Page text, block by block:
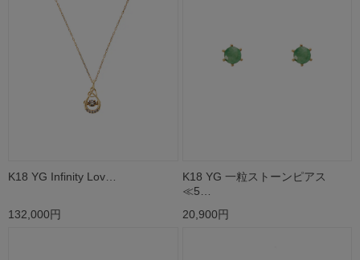
K18 YG Infinity Lov…
132,000円
K18 YG 一粒ストーンピアス
≪5…
20,900円